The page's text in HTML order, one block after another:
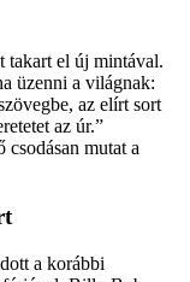
takart el új mintával.
üzenni a világnak:
az elírt sort
az úr.”
mutat a
a korábbi